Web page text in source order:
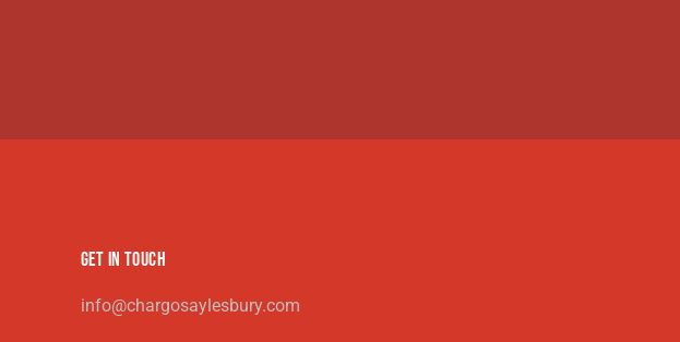
GET IN TOUCH
info@chargosaylesbury.com